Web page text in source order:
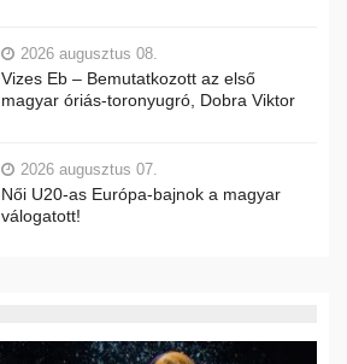
2026 augusztus 08.
Vizes Eb – Bemutatkozott az első
magyar óriás-toronyugró, Dobra Viktor
2026 augusztus 07.
Női U20-as Európa-bajnok a magyar
válogatott!